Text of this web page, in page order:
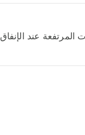
عند الإنفاق